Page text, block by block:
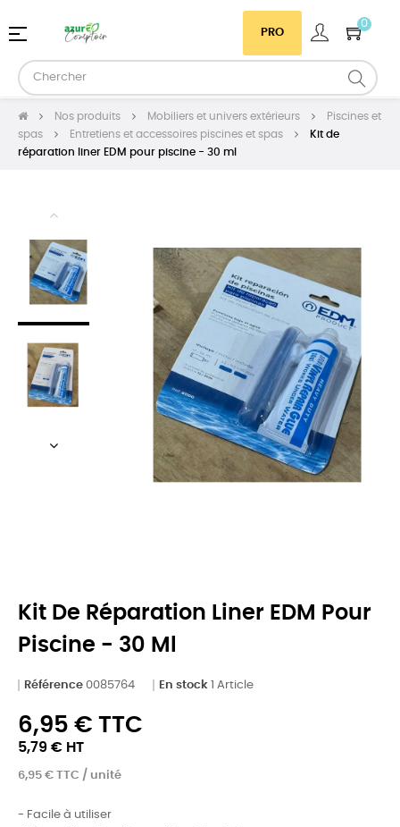
PRO
0
Basculer
navigation
☰
Nos produits Mobiliers et univers extérieurs
Piscines et
spas
Entretiens et accessoires piscines et spas
Kit de
réparation liner EDM pour piscine - 30 ml
Kit De Réparation Liner EDM Pour
Piscine - 30 Ml
Référence 0085764 En stock 1 Article
6,95 € TTC
5,79 € HT
6,95 € TTC / unité
- Facile à utiliser